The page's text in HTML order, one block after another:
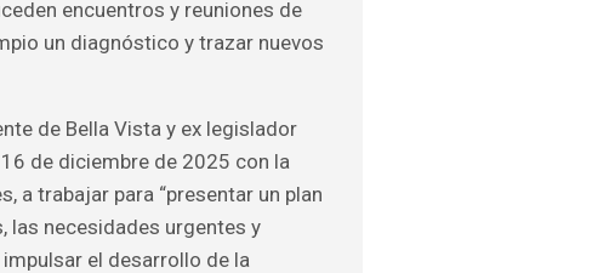
encuentros y reuniones de
un diagnóstico y trazar nuevos
de Bella Vista y ex legislador
de diciembre de 2025 con la
a trabajar para “presentar un plan
las necesidades urgentes y
el desarrollo de la